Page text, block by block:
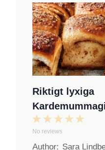
Riktigt lyxiga
5
t
4
t
3
t
2
S
t
1
S
t
No reviews
Author: Sara